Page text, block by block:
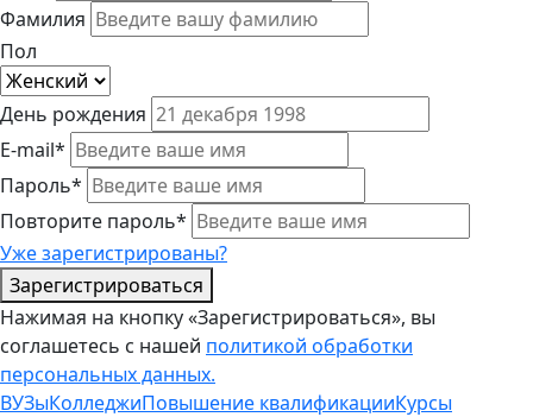
Фамилия
Пол
День рождения
E-mail*
Пароль*
Повторите пароль*
Уже зарегистрированы?
Зарегистрироваться
Нажимая на кнопку «Зарегистрироваться», вы
соглашетесь с нашей политикой обработки
персональных данных.
ВУЗыКолледжиПовышение квалификацииКурсы